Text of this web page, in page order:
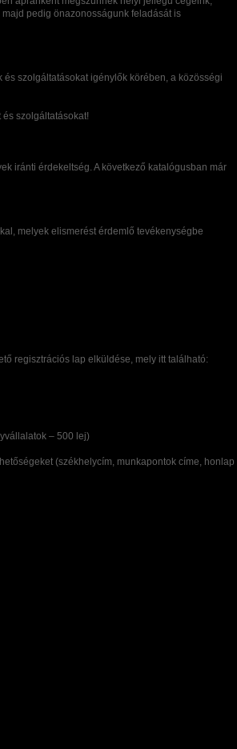
pedig önazonosságunk feladását is
és szolgáltatásokat igénylők körében, a közösségi
szolgáltatásokat!
iránti érdekeltség. A következő katalógusban már
melyek elismerést érdemlő tevékenységbe
regisztrációs lap elküldése, mely itt található:
– 500 lej)
(székhelycím, munkapontok címe, honlap